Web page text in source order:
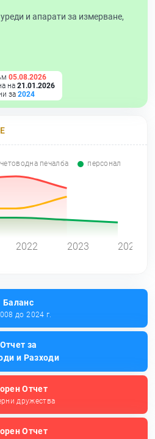
и апарати за измерване,
05.08.2026
на 21.01.2026
за 2024
печалба персонал
2022 2023 2024
Баланс
до 2024 г.
Отчет за
и Разходи
Отчет
дружества
Отчет